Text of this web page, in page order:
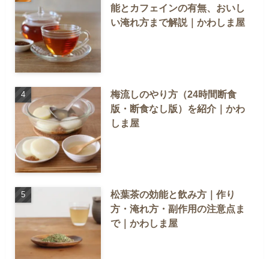
能とカフェインの有無、おいし
い淹れ方まで解説｜かわしま屋
梅流しのやり方（24時間断食
版・断食なし版）を紹介｜かわ
しま屋
松葉茶の効能と飲み方｜作り
方・淹れ方・副作用の注意点ま
で｜かわしま屋